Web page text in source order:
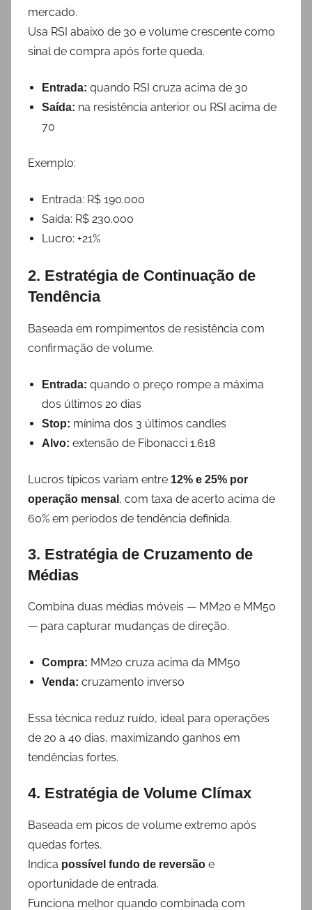
mercado.
Usa RSI abaixo de 30 e volume crescente como
sinal de compra após forte queda.
Entrada: quando RSI cruza acima de 30
Saída: na resistência anterior ou RSI acima de
70
Exemplo:
Entrada: R$ 190.000
Saída: R$ 230.000
Lucro: +21%
2. Estratégia de Continuação de
Tendência
Baseada em rompimentos de resistência com
confirmação de volume.
Entrada: quando o preço rompe a máxima
dos últimos 20 dias
Stop: mínima dos 3 últimos candles
Alvo: extensão de Fibonacci 1.618
Lucros típicos variam entre 12% e 25% por
operação mensal , com taxa de acerto acima de
60% em períodos de tendência definida.
3. Estratégia de Cruzamento de
Médias
Combina duas médias móveis — MM20 e MM50
— para capturar mudanças de direção.
Compra: MM20 cruza acima da MM50
Venda: cruzamento inverso
Essa técnica reduz ruído, ideal para operações
de 20 a 40 dias, maximizando ganhos em
tendências fortes.
4. Estratégia de Volume Clímax
Baseada em picos de volume extremo após
quedas fortes.
Indica possível fundo de reversão e
oportunidade de entrada.
Funciona melhor quando combinada com